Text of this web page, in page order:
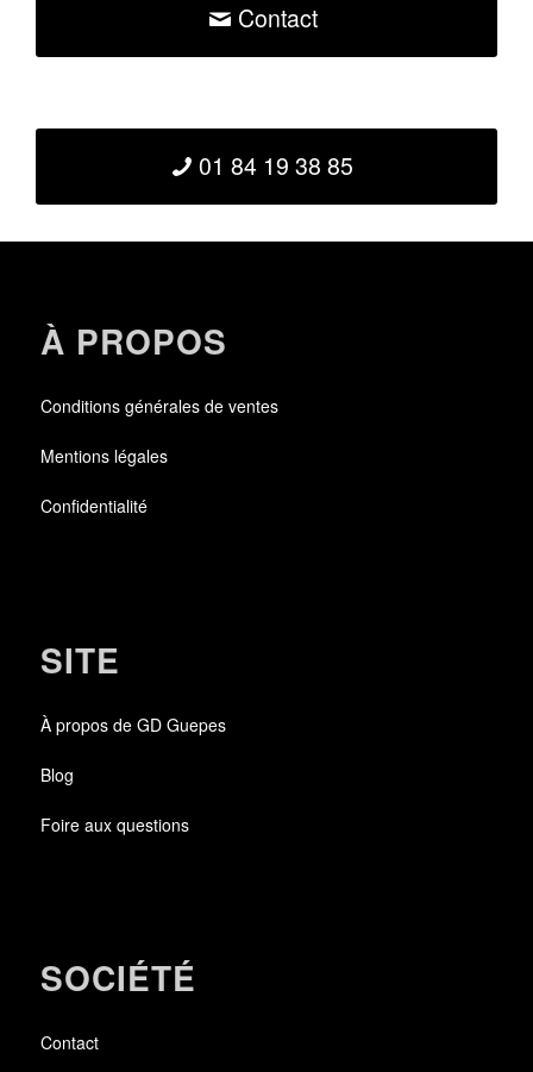
Contact
01 84 19 38 85
À PROPOS
Conditions générales de ventes
Mentions légales
Confidentialité
SITE
À propos de GD Guepes
Blog
Foire aux questions
SOCIÉTÉ
Contact